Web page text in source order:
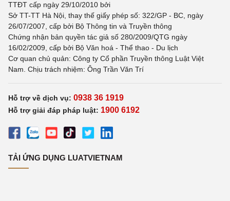
TTĐT cấp ngày 29/10/2010 bởi
Sở TT-TT Hà Nội, thay thế giấy phép số: 322/GP - BC, ngày
26/07/2007, cấp bởi Bộ Thông tin và Truyền thông
Chứng nhận bản quyền tác giả số 280/2009/QTG ngày
16/02/2009, cấp bởi Bộ Văn hoá - Thể thao - Du lịch
Cơ quan chủ quản: Công ty Cổ phần Truyền thông Luật Việt
Nam. Chịu trách nhiệm: Ông Trần Văn Trí
Hỗ trợ về dịch vụ: 0938 36 1919
Hỗ trợ giải đáp pháp luật: 1900 6192
TẢI ỨNG DỤNG LUATVIETNAM